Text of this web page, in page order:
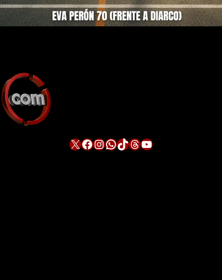
X Facebook InstagramWhatsApp TikTok Threads YouTube